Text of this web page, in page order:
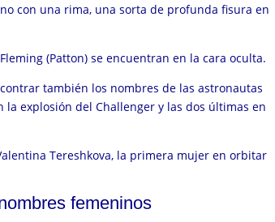
con una rima, una sorta de profunda fisura en
(Patton) se encuentran en la cara oculta.
también los nombres de lasastronautas
explosión del Challenger y las dos últimas en
Tereshkova, la primera mujer en orbitar
femeninos